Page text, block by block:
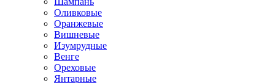
Оливковые
Оранжевые
Вишневые
Изумрудные
Венге
Ореховые
Янтарные